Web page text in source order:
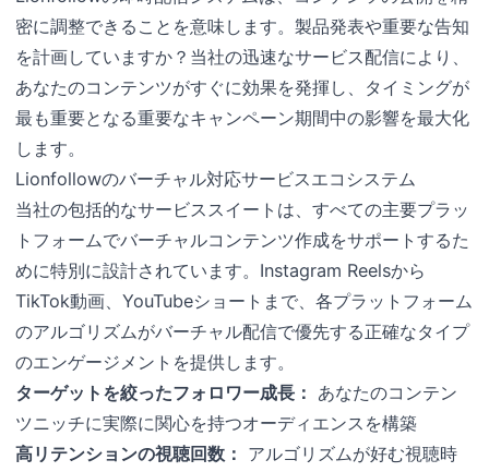
密に調整できることを意味します。製品発表や重要な告知
を計画していますか？当社の迅速なサービス配信により、
あなたのコンテンツがすぐに効果を発揮し、タイミングが
最も重要となる重要なキャンペーン期間中の影響を最大化
します。
Lionfollowのバーチャル対応サービスエコシステム
当社の包括的なサービススイートは、すべての主要プラッ
トフォームでバーチャルコンテンツ作成をサポートするた
めに特別に設計されています。Instagram Reelsから
TikTok動画、YouTubeショートまで、各プラットフォーム
のアルゴリズムがバーチャル配信で優先する正確なタイプ
のエンゲージメントを提供します。
ターゲットを絞ったフォロワー成長： あなたのコンテン
ツニッチに実際に関心を持つオーディエンスを構築
高リテンションの視聴回数： アルゴリズムが好む視聴時